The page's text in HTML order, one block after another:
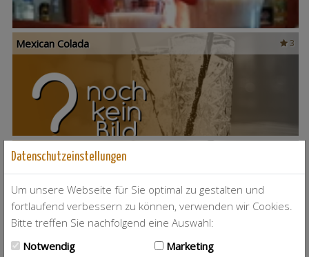
3
Mexican Colada
Mango Colada
Datenschutzeinstellungen
Um unsere Webseite für Sie optimal zu gestalten und
fortlaufend verbessern zu können, verwenden wir Cookies.
Bitte treffen Sie nachfolgend eine Auswahl:
Notwendig
Marketing